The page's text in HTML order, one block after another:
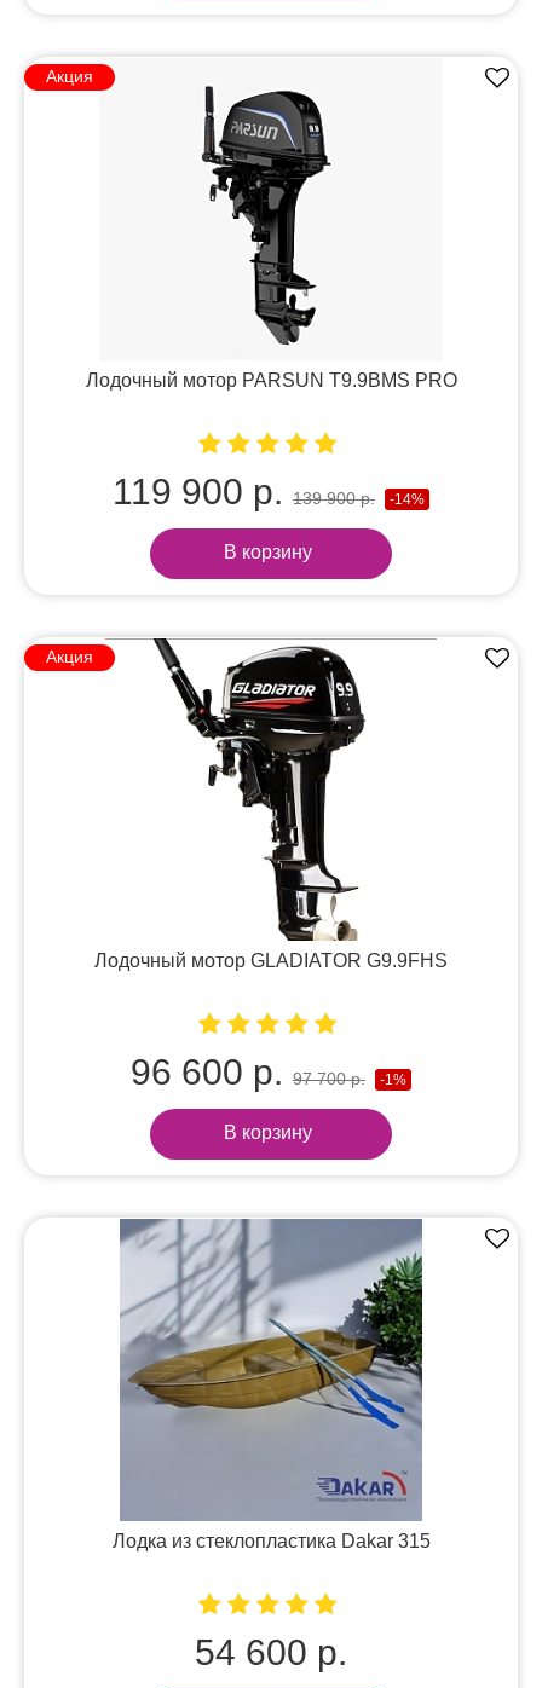
Акция
Лодочный мотор PARSUN T9.9BMS PRO
119 900 р. 139 900 р. -14%
В корзину
Акция
Лодочный мотор GLADIATOR G9.9FHS
96 600 р. 97 700 р. -1%
В корзину
Лодка из стеклопластика Dakar 315
54 600 р.